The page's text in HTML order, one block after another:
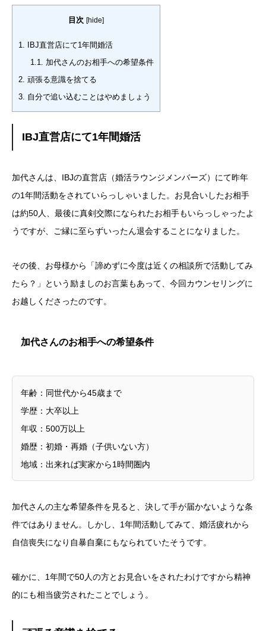
目次 [hide]
1. IBJ直営店にて1年間婚活
1.1. 加代さんのお相手への希望条件
2. 頑張る意識を捨てる
3. 自分で追い込むことはやめましょう
IBJ直営店にて1年間婚活
加代さんは、IBJの直営店（婚活ラウンジメンバーズ）にて昨年
の1年間活動をされていらっしゃいました。お見合いしたお相手
は約50人、最後に真剣交際になられたお相手もいらっしゃったよ
うですが、ご縁に至らずいったん退会することになりました。
その後、お母様から「諦めずに今度は近くの相談所で活動してみ
たら？」という励ましのお言葉もあって、今回カウンセリングに
お越しくださったのです。
加代さんのお相手への希望条件
年齢：同世代から45歳まで
学歴：大卒以上
年収：500万以上
婚歴：初婚・再婚（子供いない方）
地域：出来れば実家から1時間圏内
加代さんの主な希望条件を見ると、決して手が届かないような条
件ではありません。しかし、1年間活動してみて、婚活疲れから
自信喪失になり自暴自棄にもなられていたそうです。
確かに、1年間で50人の方とお見合いをされたわけですから精神
的にも相当疲労されたことでしょう。